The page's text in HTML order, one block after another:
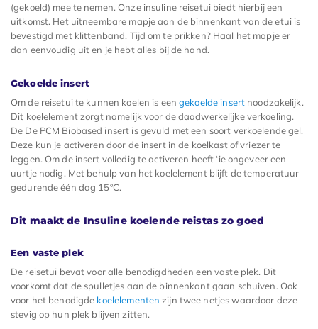
(gekoeld) mee te nemen. Onze insuline reisetui biedt hierbij een
uitkomst. Het uitneembare mapje aan de binnenkant van de etui is
bevestigd met klittenband. Tijd om te prikken? Haal het mapje er
dan eenvoudig uit en je hebt alles bij de hand.
Gekoelde insert
Om de reisetui te kunnen koelen is eengekoelde insert noodzakelijk.
Dit koelelement zorgt namelijk voor de daadwerkelijke verkoeling.
De De PCM Biobased insert is gevuld met een soort verkoelende gel.
Deze kun je activeren door de insert in de koelkast of vriezer te
leggen. Om de insert volledig te activeren heeft ‘ie ongeveer een
uurtje nodig. Met behulp van het koelelement blijft de temperatuur
gedurende één dag 15ºC.
Dit maakt de Insuline koelende reistas zo goed
Een vaste plek
De reisetui bevat voor alle benodigdheden een vaste plek. Dit
voorkomt dat de spulletjes aan de binnenkant gaan schuiven. Ook
voor het benodigde koelelementen zijn twee netjes waardoor deze
stevig op hun plek blijven zitten.